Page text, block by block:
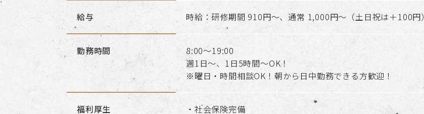
給与 時給：研修期間 910円～、通常 1,000円～（土日祝は＋100円）
勤務時間
8:00～19:00
週1日～、1日5時間～OK！
※曜日・時間相談OK！朝から日中勤務できる方歓迎！
福利厚生
・社会保険完備